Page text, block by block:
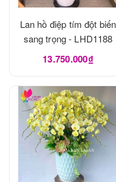
Lan hồ điệp tím đột biến
sang trọng - LHD1188
13.750.000₫